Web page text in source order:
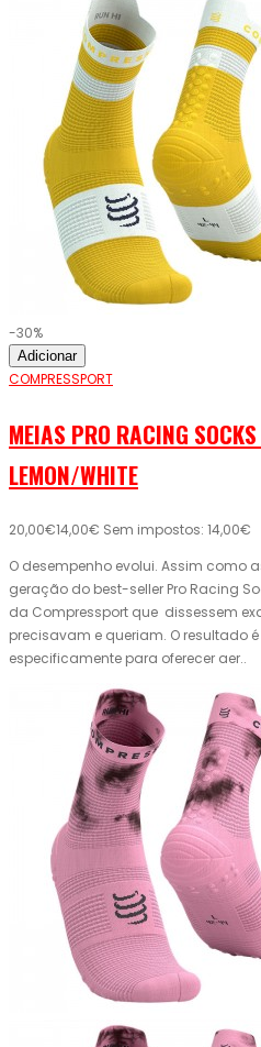
-30%
Adicionar
COMPRESSPORT
MEIAS PRO RACING
LEMON/WHITE
20,00€14,00€ Sem impostos: 14,00€
O desempenho evolui. Assim como
geração do best-seller Pro Racing
da Compressport que dissessem
precisavam e queriam. O resultado
especificamente para oferecer aer..